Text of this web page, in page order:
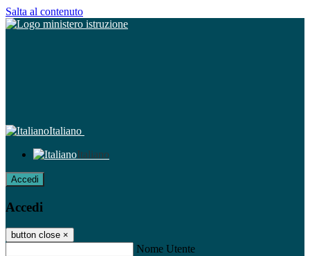
Salta al contenuto
Italiano
Italiano
Accedi
Accedi
button close ×
Nome Utente